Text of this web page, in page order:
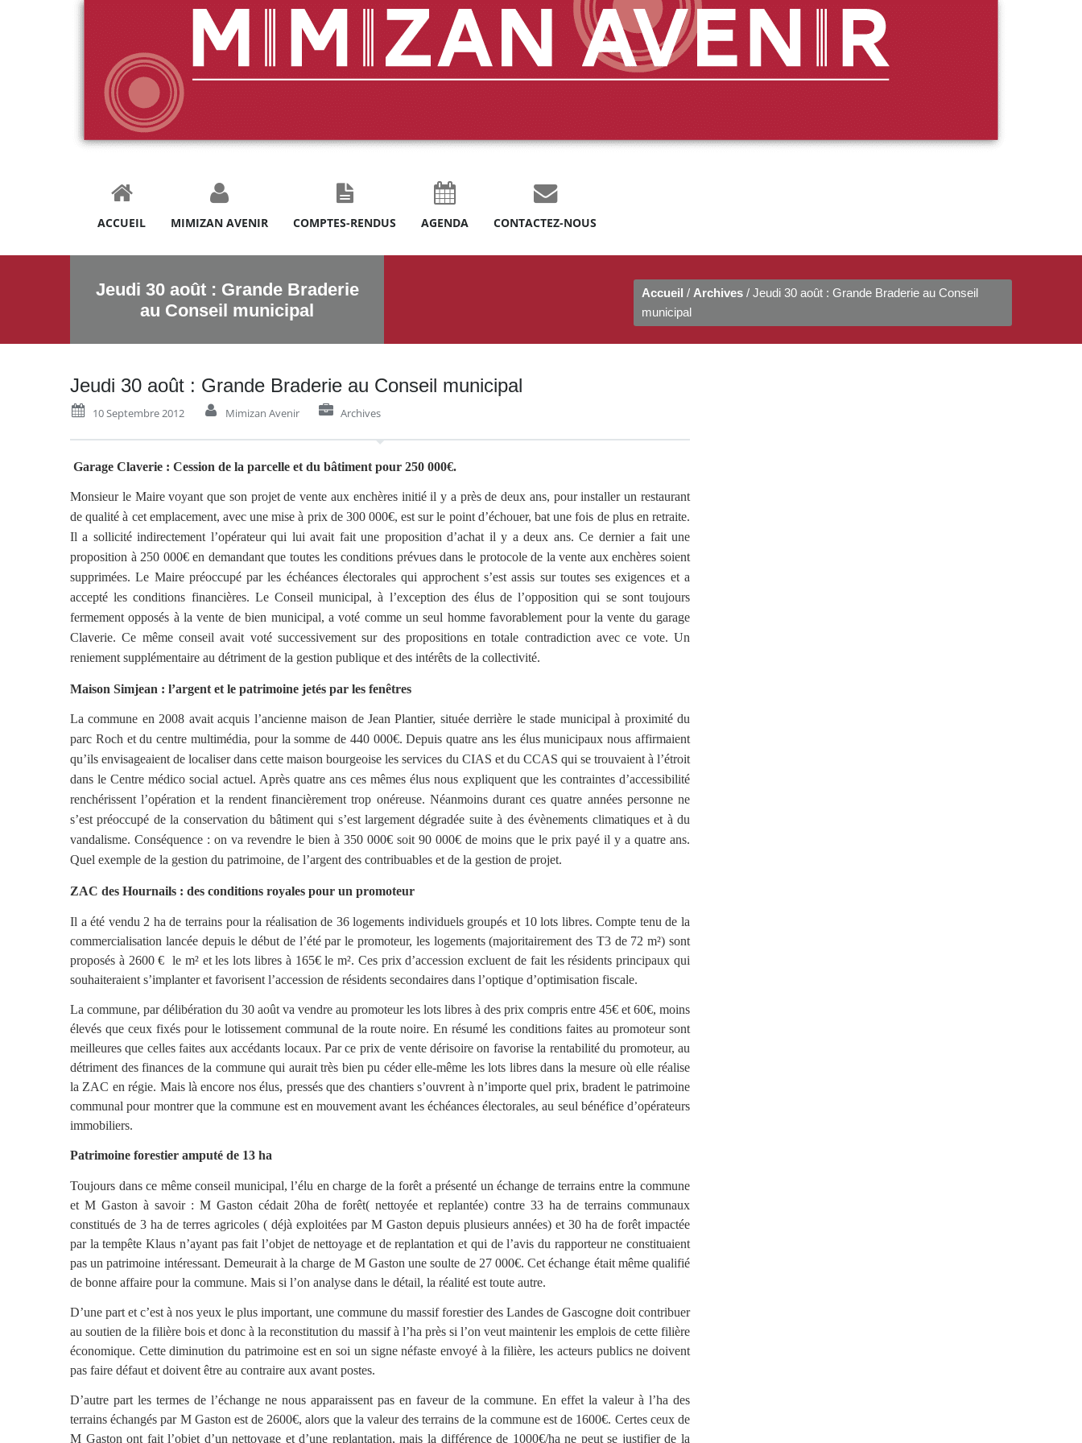
ACCUEIL MIMIZAN AVENIR COMPTES-RENDUS AGENDA CONTACTEZ-NOUS
Jeudi 30 août : Grande Braderie
au Conseil municipal
Accueil / Archives / Jeudi 30 août : Grande Braderie au Conseil
municipal
Jeudi 30 août : Grande Braderie au Conseil municipal
10 Septembre 2012 Mimizan Avenir Archives
Garage Claverie : Cession de la parcelle et du bâtiment pour 250 000€.
Monsieur le Maire voyant que son projet de vente aux enchères initié il y a près de deux ans, pour installer un restaurant
de qualité à cet emplacement, avec une mise à prix de 300 000€, est sur le point d’échouer, bat une fois de plus en retraite.
Il a sollicité indirectement l’opérateur qui lui avait fait une proposition d’achat il y a deux ans. Ce dernier a fait une
proposition à 250 000€ en demandant que toutes les conditions prévues dans le protocole de la vente aux enchères soient
supprimées. Le Maire préoccupé par les échéances électorales qui approchent s’est assis sur toutes ses exigences et a
accepté les conditions financières. Le Conseil municipal, à l’exception des élus de l’opposition qui se sont toujours
fermement opposés à la vente de bien municipal, a voté comme un seul homme favorablement pour la vente du garage
Claverie. Ce même conseil avait voté successivement sur des propositions en totale contradiction avec ce vote. Un
reniement supplémentaire au détriment de la gestion publique et des intérêts de la collectivité.
Maison Simjean : l’argent et le patrimoine jetés par les fenêtres
La commune en 2008 avait acquis l’ancienne maison de Jean Plantier, située derrière le stade municipal à proximité du
parc Roch et du centre multimédia, pour la somme de 440 000€. Depuis quatre ans les élus municipaux nous affirmaient
qu’ils envisageaient de localiser dans cette maison bourgeoise les services du CIAS et du CCAS qui se trouvaient à l’étroit
dans le Centre médico social actuel. Après quatre ans ces mêmes élus nous expliquent que les contraintes d’accessibilité
renchérissent l’opération et la rendent financièrement trop onéreuse. Néanmoins durant ces quatre années personne ne
s’est préoccupé de la conservation du bâtiment qui s’est largement dégradée suite à des évènements climatiques et à du
vandalisme. Conséquence : on va revendre le bien à 350 000€ soit 90 000€ de moins que le prix payé il y a quatre ans.
Quel exemple de la gestion du patrimoine, de l’argent des contribuables et de la gestion de projet.
ZAC des Hournails : des conditions royales pour un promoteur
Il a été vendu 2 ha de terrains pour la réalisation de 36 logements individuels groupés et 10 lots libres. Compte tenu de la
commercialisation lancée depuis le début de l’été par le promoteur, les logements (majoritairement des T3 de 72 m²) sont
proposés à 2600 € le m² et les lots libres à 165€ le m². Ces prix d’accession excluent de fait les résidents principaux qui
souhaiteraient s’implanter et favorisent l’accession de résidents secondaires dans l’optique d’optimisation fiscale.
La commune, par délibération du 30 août va vendre au promoteur les lots libres à des prix compris entre 45€ et 60€, moins
élevés que ceux fixés pour le lotissement communal de la route noire. En résumé les conditions faites au promoteur sont
meilleures que celles faites aux accédants locaux. Par ce prix de vente dérisoire on favorise la rentabilité du promoteur, au
détriment des finances de la commune qui aurait très bien pu céder elle-même les lots libres dans la mesure où elle réalise
la ZAC en régie. Mais là encore nos élus, pressés que des chantiers s’ouvrent à n’importe quel prix, bradent le patrimoine
communal pour montrer que la commune est en mouvement avant les échéances électorales, au seul bénéfice d’opérateurs
immobiliers.
Patrimoine forestier amputé de 13 ha
Toujours dans ce même conseil municipal, l’élu en charge de la forêt a présenté un échange de terrains entre la commune
et M Gaston à savoir : M Gaston cédait 20ha de forêt( nettoyée et replantée) contre 33 ha de terrains communaux
constitués de 3 ha de terres agricoles ( déjà exploitées par M Gaston depuis plusieurs années) et 30 ha de forêt impactée
par la tempête Klaus n’ayant pas fait l’objet de nettoyage et de replantation et qui de l’avis du rapporteur ne constituaient
pas un patrimoine intéressant. Demeurait à la charge de M Gaston une soulte de 27 000€. Cet échange était même qualifié
de bonne affaire pour la commune. Mais si l’on analyse dans le détail, la réalité est toute autre.
D’une part et c’est à nos yeux le plus important, une commune du massif forestier des Landes de Gascogne doit contribuer
au soutien de la filière bois et donc à la reconstitution du massif à l’ha près si l’on veut maintenir les emplois de cette filière
économique. Cette diminution du patrimoine est en soi un signe néfaste envoyé à la filière, les acteurs publics ne doivent
pas faire défaut et doivent être au contraire aux avant postes.
D’autre part les termes de l’échange ne nous apparaissent pas en faveur de la commune. En effet la valeur à l’ha des
terrains échangés par M Gaston est de 2600€, alors que la valeur des terrains de la commune est de 1600€. Certes ceux de
M Gaston ont fait l’objet d’un nettoyage et d’une replantation, mais la différence de 1000€/ha ne peut se justifier de la